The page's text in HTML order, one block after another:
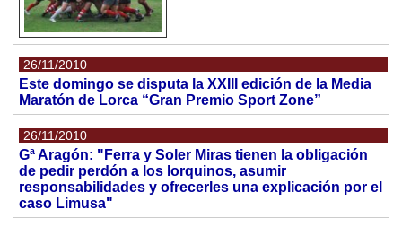
26/11/2010
Este domingo se disputa la XXIII edición de la Media
Maratón de Lorca “Gran Premio Sport Zone”
26/11/2010
Gª Aragón: "Ferra y Soler Miras tienen la obligación
de pedir perdón a los lorquinos, asumir
responsabilidades y ofrecerles una explicación por el
caso Limusa"